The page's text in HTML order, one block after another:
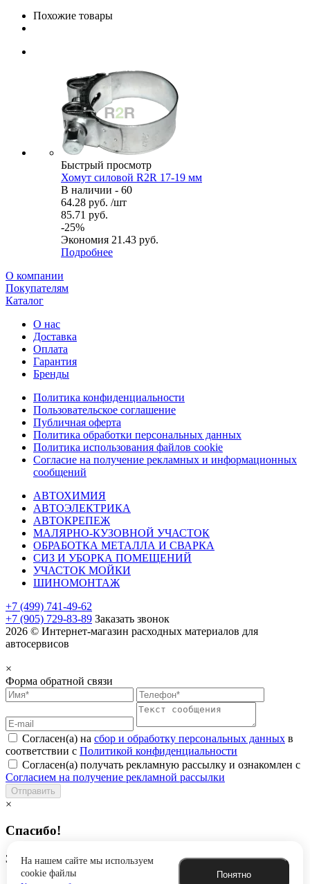
На нашем сайте мы используем
cookie файлы
Понятно
Похожие товары
Быстрый просмотр
Хомут силовой R2R 17-19 мм
В наличии - 60
64.28 руб. /шт
85.71 руб.
-25%
Экономия 21.43 руб.
Подробнее
О компании
Покупателям
Каталог
О нас
Доставка
Оплата
Гарантия
Бренды
Политика конфиденциальности
Пользовательское соглашение
Публичная оферта
Политика обработки персональных данных
Политика использования файлов cookie
Согласие на получение рекламных и информационных
сообщений
АВТОХИМИЯ
АВТОЭЛЕКТРИКА
АВТОКРЕПЕЖ
МАЛЯРНО-КУЗОВНОЙ УЧАСТОК
ОБРАБОТКА МЕТАЛЛА И СВАРКА
СИЗ И УБОРКА ПОМЕЩЕНИЙ
УЧАСТОК МОЙКИ
ШИНОМОНТАЖ
+7 (499) 741-49-62
+7 (905) 729-83-89 Заказать звонок
2026 © Интернет-магазин расходных материалов для
автосервисов
×
Форма обратной связи
Согласен(а) на сбор и обработку персональных данных в
соответствии с Политикой конфиденциальности
Согласен(а) получать рекламную рассылку и ознакомлен с
Согласием на получение рекламной рассылки
Отправить
×
Спасибо!
Заявка успешно отправлена